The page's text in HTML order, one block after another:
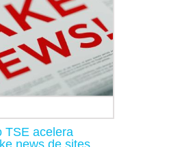
TSE acelera
news de sites